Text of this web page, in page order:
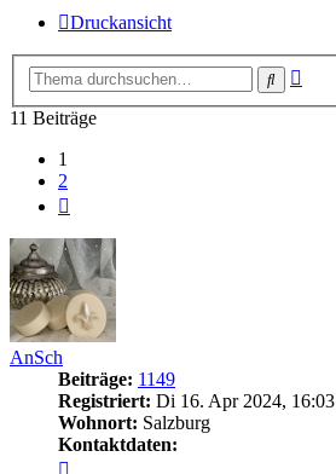
Druckansicht
Suche
11 Beiträge
1
2
AnSch
Beiträge: 1149
Registriert: Di 16. Apr 2024, 16:03
Wohnort: Salzburg
Kontaktdaten: